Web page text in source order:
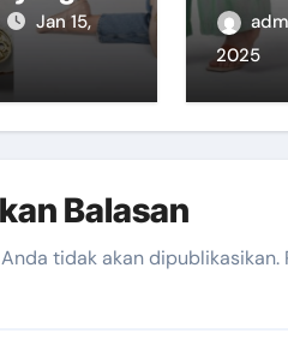
Dipakai
Jan 15,
yang
2025
Balasan
tidak akan dipublikasikan.